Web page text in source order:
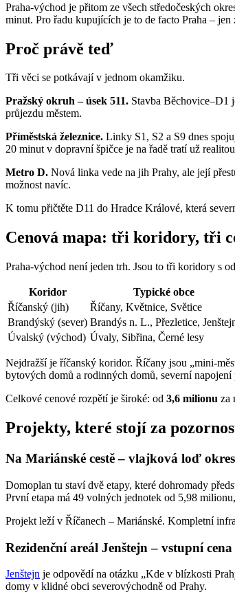
Praha-východ je přitom ze všech středočeských
minut. Pro řadu kupujících je to de facto Praha – jen
Proč právě teď
Tři věci se potkávají v jednom okamžiku.
Pražský okruh – úsek 511. Stavba Běchovice–D1
průjezdu městem.
Příměstská železnice. Linky S1, S2 a S9 dnes
20 minut v dopravní špičce je na řadě tratí už
Metro D. Nová linka vede na jih Prahy, ale její
možnost navíc.
K tomu přičtěte D11 do Hradce Králové, která
Cenová mapa: tři koridory, tři
Praha-východ není jeden trh. Jsou to tři koridory s
Koridor Typické obce
Říčanský (jih)
Říčany, Květnice, Světice
Brandýský (sever) Brandýs n. L., Přezletice,
Úvalský (východ) Úvaly, Sibřina, Černé lesy
Nejdražší je říčanský koridor. Říčany jsou „mini-
bytových domů a rodinných domů, severní
Celkové cenové rozpětí je široké: od 3,6 milionu za
Projekty, které stojí za
Na Mariánské cestě – vlajková loď
Domoplan tu staví dvě etapy, které dohromady
První etapa má 49 volných jednotek od 5,98
Projekt leží v Říčanech – Mariánské. Kompletní
Rezidenční areál Jenštejn – vstupní
Jenštejn je odpovědí na otázku „Kde v blízkosti
domy v klidné obci severovýchodně od Prahy.